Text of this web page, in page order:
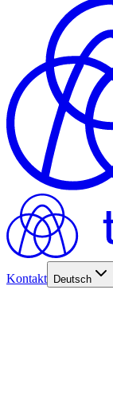
Kontakt Deutsch